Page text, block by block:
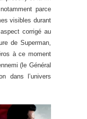
parce
visibles durant
corrigé au
de Superman,
à ce moment
(le Général
dans l’univers